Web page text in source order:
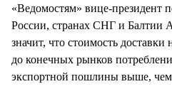
«Ведомостям» вице-президент
России, странах СНГ и Балтии
значит, что стоимость
до конечных рынков
экспортной пошлины выше, чем